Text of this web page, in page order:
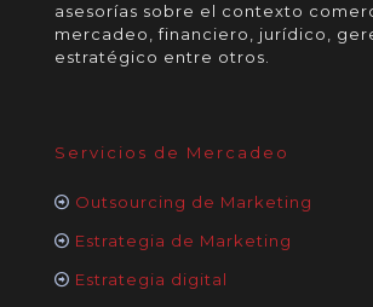
asesorías sobre el contexto
mercadeo, financiero, jurídico,
estratégico entre otros.
Servicios de Mercadeo
Outsourcing de Marketing
Estrategia de Marketing
Estrategia digital